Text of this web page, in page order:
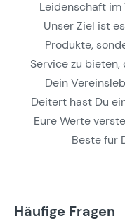
Leidenschaft im
Unser Ziel ist
Produkte,
Service zu
Dein
Deitert hast Du
Eure Werte
Beste für
Häufige Fragen